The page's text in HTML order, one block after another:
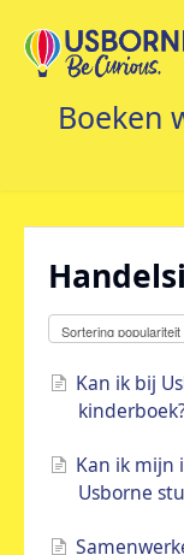
Kan ik bij
Kan ik mijn
Usborne